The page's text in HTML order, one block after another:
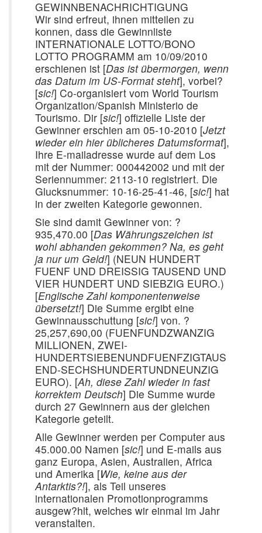
GEWINNBENACHRICHTIGUNG
Wir sind erfreut, ihnen mitteilen zu
konnen, dass die Gewinnliste
INTERNATIONALE LOTTO/BONO
LOTTO PROGRAMM am 10/09/2010
erschienen ist [Das ist übermorgen, wenn
das Datum im US-Format steht], vorbei?
[sic!] Co-organisiert vom World Tourism
Organization/Spanish Ministerio de
Tourismo. Dir [sic!] offizielle Liste der
Gewinner erschien am 05-10-2010 [Jetzt
wieder ein hier üblicheres Datumsformat],
Ihre E-mailadresse wurde auf dem Los
mit der Nummer: 000442002 und mit der
Seriennummer: 2113-10 registriert. Die
Glucksnummer: 10-16-25-41-46, [sic!] hat
in der zweiten Kategorie gewonnen.
Sie sind damit Gewinner von: ?
935,470.00 [Das Währungszeichen ist
wohl abhanden gekommen? Na, es geht
ja nur um Geld!] (NEUN HUNDERT
FUENF UND DREISSIG TAUSEND UND
VIER HUNDERT UND SIEBZIG EURO.)
[Englische Zahl komponentenweise
übersetzt!] Die Summe ergibt eine
Gewinnausschuttung [sic!] von. ?
25,257,690,00 (FUENFUNDZWANZIG
MILLIONEN, ZWEI-
HUNDERTSIEBENUNDFUENFZIGTAUS
END-SECHSHUNDERTUNDNEUNZIG
EURO). [Ah, diese Zahl wieder in fast
korrektem Deutsch] Die Summe wurde
durch 27 Gewinnern aus der gleichen
Kategorie geteilt.
Alle Gewinner werden per Computer aus
45.000.00 Namen [sic!] und E-mails aus
ganz Europa, Asien, Australien, Africa
und Amerika [Wie, keine aus der
Antarktis?!], als Teil unseres
internationalen Promotionprogramms
ausgew?hlt, welches wir einmal im Jahr
veranstalten.